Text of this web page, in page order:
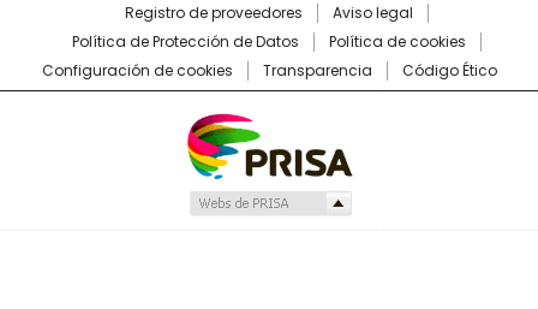
Registro de proveedores
Aviso legal
Política de Protección de Datos
Política de cookies
Configuración de cookies
Transparencia Código Ético